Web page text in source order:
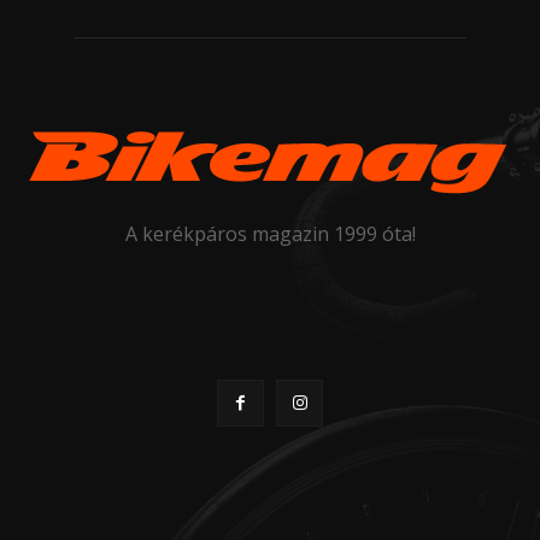
A kerékpáros magazin 1999 óta!